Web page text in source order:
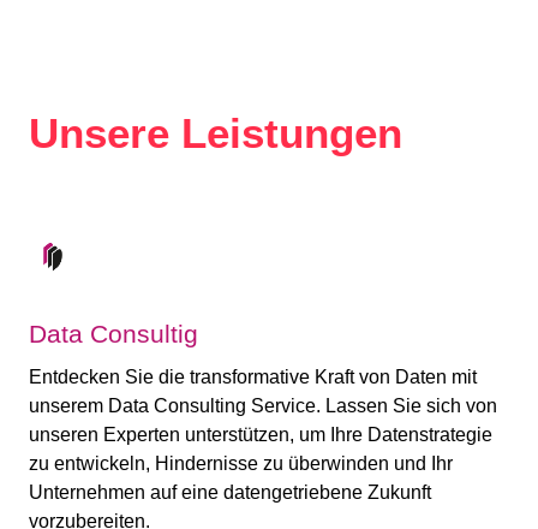
Unsere Leistungen
Data Consultig
Entdecken Sie die transformative Kraft von Daten mit
unserem Data Consulting Service. Lassen Sie sich von
unseren Experten unterstützen, um Ihre Datenstrategie
zu entwickeln, Hindernisse zu überwinden und Ihr
Unternehmen auf eine datengetriebene Zukunft
vorzubereiten.